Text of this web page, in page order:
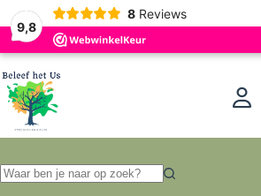
9,8
8 Reviews
Ga
naar
de
inhoud